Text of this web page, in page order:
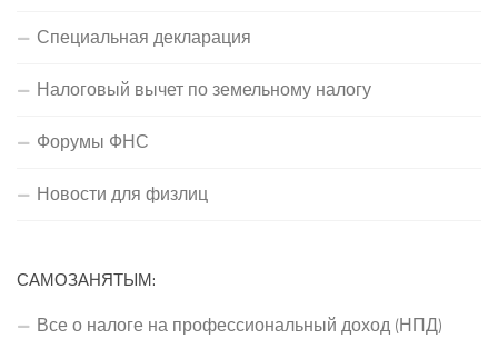
Специальная декларация
Налоговый вычет по земельному налогу
Форумы ФНС
Новости для физлиц
САМОЗАНЯТЫМ:
Все о налоге на профессиональный доход (НПД)